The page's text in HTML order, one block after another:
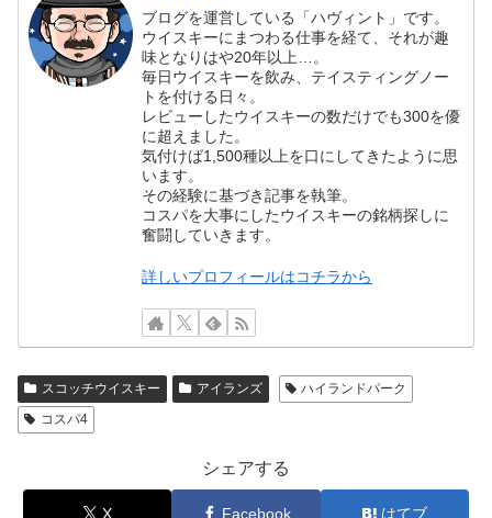
ブログを運営している「ハヴィント」です。
ウイスキーにまつわる仕事を経て、それが趣
味となりはや20年以上…。
毎日ウイスキーを飲み、テイスティングノー
トを付ける日々。
レビューしたウイスキーの数だけでも300を優
に超えました。
気付けば1,500種以上を口にしてきたように思
います。
その経験に基づき記事を執筆。
コスパを大事にしたウイスキーの銘柄探しに
奮闘していきます。
詳しいプロフィールはコチラから
スコッチウイスキー アイランズ
ハイランドパーク
コスパ4
シェアする
X Facebook はてブ